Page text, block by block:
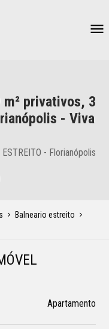
privativos, 3
- Viva
- Florianópolis
Balneario estreito
Apartamento